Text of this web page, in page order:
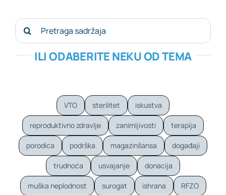
Search
for:
ILI ODABERITE NEKU OD TEMA
VTO sterilitet iskustva
reproduktivno zdravlje zanimljivosti terapija
porodica podrška magazinšansa događaji
trudnoća usvajanje donacija
muška neplodnost surogat ishrana RFZO